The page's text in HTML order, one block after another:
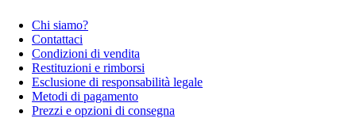
Chi siamo?
Contattaci
Condizioni di vendita
Restituzioni e rimborsi
Esclusione di responsabilità legale
Metodi di pagamento
Prezzi e opzioni di consegna